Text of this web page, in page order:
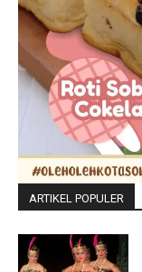
ARTIKEL POPULER